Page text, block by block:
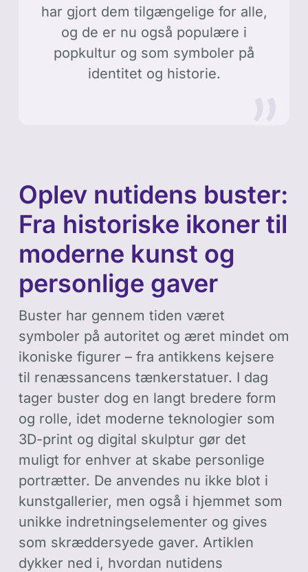
har gjort dem tilgængelige for alle,
og de er nu også populære i
popkultur og som symboler på
identitet og historie.
Oplev nutidens buster:
Fra historiske ikoner til
moderne kunst og
personlige gaver
Buster har gennem tiden været
symboler på autoritet og æret mindet om
ikoniske figurer – fra antikkens kejsere
til renæssancens tænkerstatuer. I dag
tager buster dog en langt bredere form
og rolle, idet moderne teknologier som
3D-print og digital skulptur gør det
muligt for enhver at skabe personlige
portrætter. De anvendes nu ikke blot i
kunstgallerier, men også i hjemmet som
unikke indretningselementer og gives
som skræddersyede gaver. Artiklen
dykker ned i, hvordan nutidens